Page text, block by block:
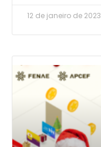
12 de janeiro de 2023